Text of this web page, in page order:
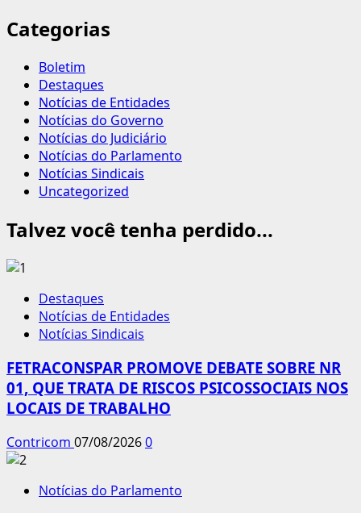
Categorias
Boletim
Destaques
Notícias de Entidades
Notícias do Governo
Notícias do Judiciário
Notícias do Parlamento
Notícias Sindicais
Uncategorized
Talvez você tenha perdido...
Destaques
Notícias de Entidades
Notícias Sindicais
FETRACONSPAR PROMOVE DEBATE SOBRE NR
01, QUE TRATA DE RISCOS PSICOSSOCIAIS NOS
LOCAIS DE TRABALHO
Contricom 07/08/20260
Notícias do Parlamento